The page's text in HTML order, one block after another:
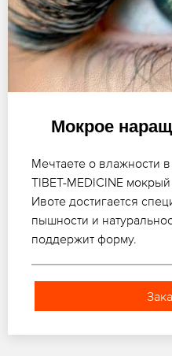
Мокрое
Мечтаете о влажности
TIBET-MEDICINE
Ивоте достигается
пышности и
поддержит форму.